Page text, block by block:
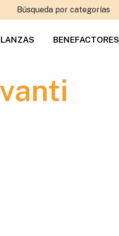
Búsqueda por categorías
BENEFACTORES